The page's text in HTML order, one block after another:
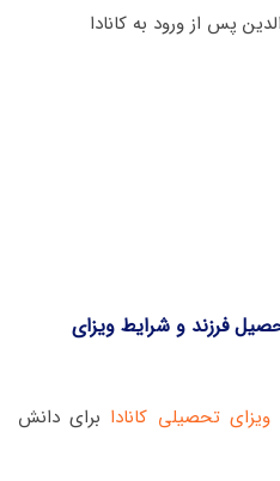
پس از ورود به کانادا
فرزند و شرایط ویزای
ویزای تحصیلی کانادا برای دانش